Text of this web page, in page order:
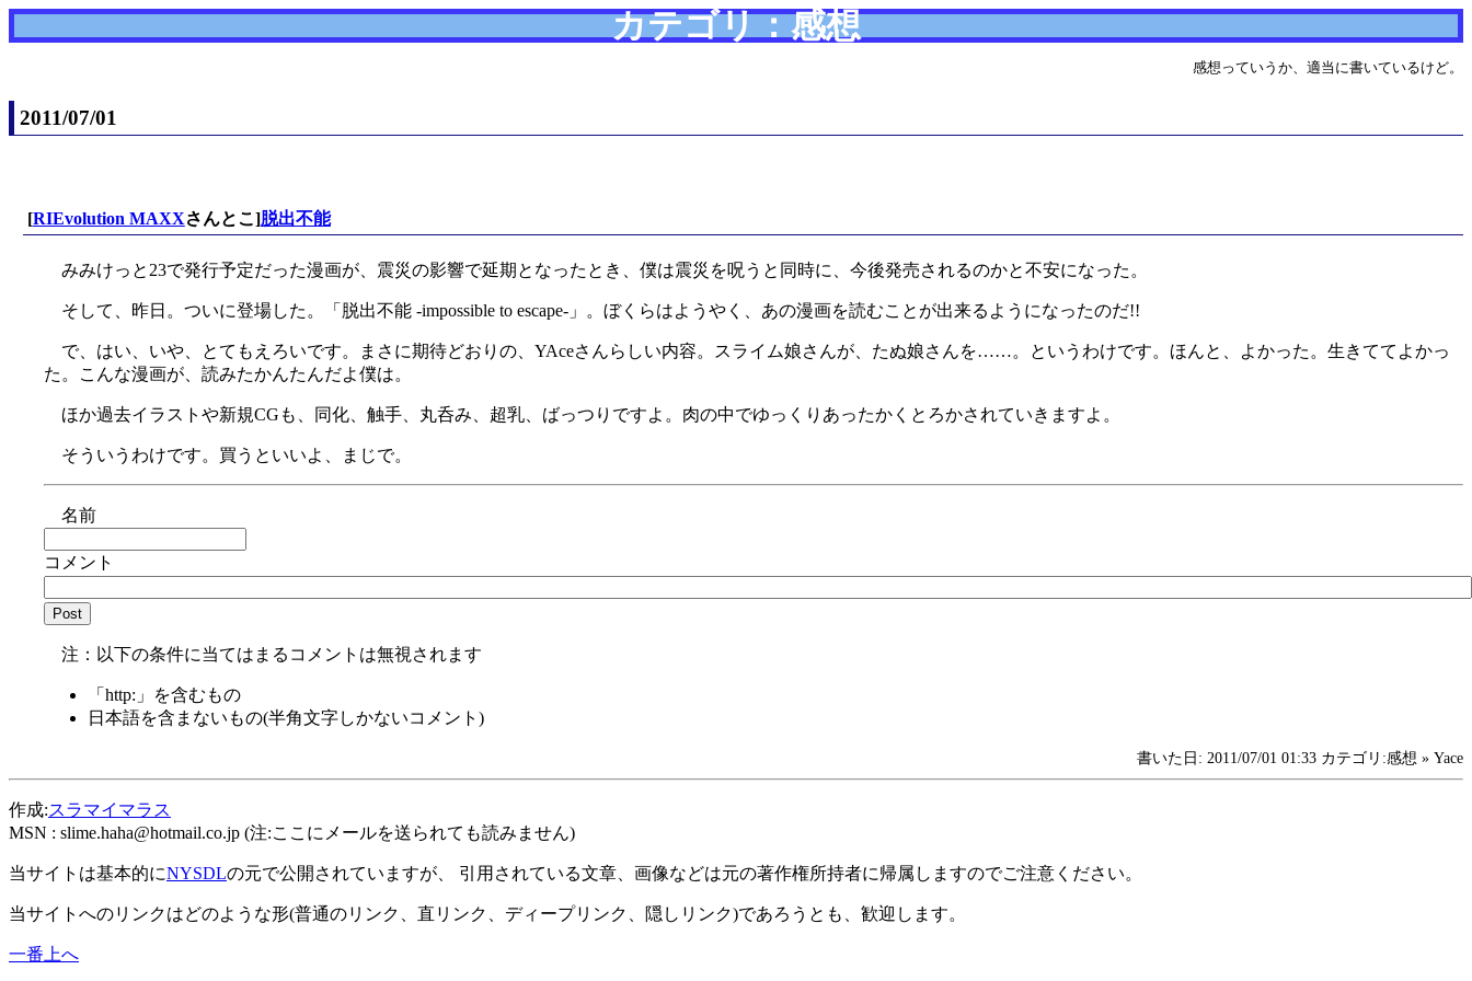
カテゴリ：感想
感想っていうか、適当に書いているけど。
2011/07/01
[RIEvolution MAXXさんとこ]脱出不能
みみけっと23で発行予定だった漫画が、震災の影響で延期となったとき、僕は震災を呪うと同時に、今後発売されるのかと不安になった。
そして、昨日。ついに登場した。「脱出不能 -impossible to escape-」。ぼくらはようやく、あの漫画を読むことが出来るようになったのだ!!
で、はい、いや、とてもえろいです。まさに期待どおりの、YAceさんらしい内容。スライム娘さんが、たぬ娘さんを……。というわけです。ほんと、よかった。生きててよかっ
た。こんな漫画が、読みたかんたんだよ僕は。
ほか過去イラストや新規CGも、同化、触手、丸呑み、超乳、ばっつりですよ。肉の中でゆっくりあったかくとろかされていきますよ。
そういうわけです。買うといいよ、まじで。
名前
コメント
注：以下の条件に当てはまるコメントは無視されます
「http:」を含むもの
日本語を含まないもの(半角文字しかないコメント)
書いた日: 2011/07/01 01:33 カテゴリ:感想 » Yace
作成:スラマイマラス
MSN : slime.haha@hotmail.co.jp (注:ここにメールを送られても読みません)
当サイトは基本的にNYSDLの元で公開されていますが、 引用されている文章、画像などは元の著作権所持者に帰属しますのでご注意ください。
当サイトへのリンクはどのような形(普通のリンク、直リンク、ディープリンク、隠しリンク)であろうとも、歓迎します。
一番上へ